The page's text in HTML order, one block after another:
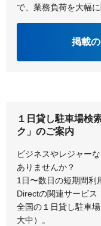
で、業務負荷を大幅に
掲載
１日貸し駐車場検
ク」のご案内
ビジネスやレジャー
ありませんか？
1日〜数日の短期間利
Directの関連サービス
全国の１日貸し駐車
大中）。